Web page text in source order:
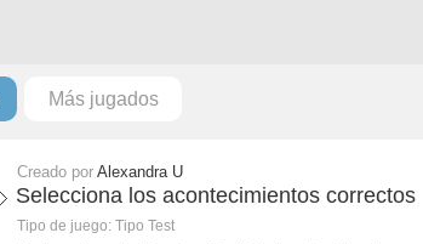
Más jugados
Creado por Alexandra U
Selecciona los acontecimientos correctos
Tipo de juego: Tipo Test